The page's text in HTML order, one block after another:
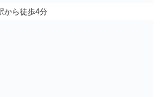
から徒歩4分